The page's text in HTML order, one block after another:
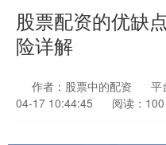
股票配资的优缺
险详解
作者：股票中的配资 平
04-17 10:44:45
阅读：100